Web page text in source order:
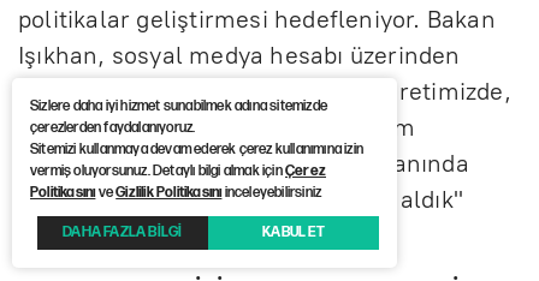
politikalar geliştirmesi hedefleniyor. Bakan
Işıkhan, sosyal medya hesabı üzerinden
yaptığı paylaşımda, "Hollanda ziyaretimizde,
tüm dünyada gündeme gelen bakım
ekonomisi ve uzun süreli bakım alanında
uygulama örnekleri hakkında bilgi aldık"
ifadelerini kullandı.
Sizlere daha iyi hizmet sunabilmek adına sitemizde
çerezlerden faydalanıyoruz.
Sitemizi kullanmaya devam ederek çerez kullanımına izin
vermiş oluyorsunuz. Detaylı bilgi almak içinÇerez
PolitikasınıveGizlilik Politikasınıinceleyebilirsiniz
DAHA FAZLA BİLGİ KABUL ET